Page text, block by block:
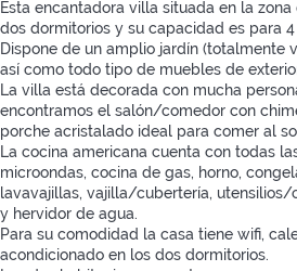
Esta encantadora villa situada en la
dos dormitorios y su capacidad es para 4
Dispone de un amplio jardín (totalmente
así como todo tipo de muebles de
La villa está decorada con mucha
encontramos el salón/comedor con
porche acristalado ideal para comer al
La cocina americana cuenta con todas
microondas, cocina de gas, horno,
lavavajillas, vajilla/cubertería, utensilios/
y hervidor de agua.
Para su comodidad la casa tiene wifi,
acondicionado en los dos dormitorios.